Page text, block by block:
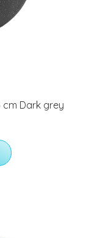
cm Dark grey